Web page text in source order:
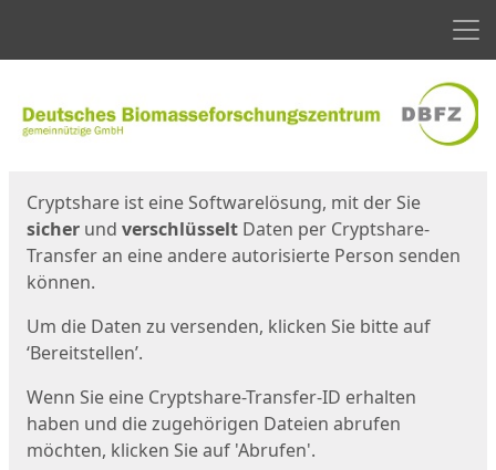
Cryptshare ist eine Softwarelösung, mit der Sie
sicher und verschlüsselt Daten per Cryptshare-
Transfer an eine andere autorisierte Person senden
können.
Um die Daten zu versenden, klicken Sie bitte auf
‘Bereitstellen’.
Wenn Sie eine Cryptshare-Transfer-ID erhalten
haben und die zugehörigen Dateien abrufen
möchten, klicken Sie auf 'Abrufen'.